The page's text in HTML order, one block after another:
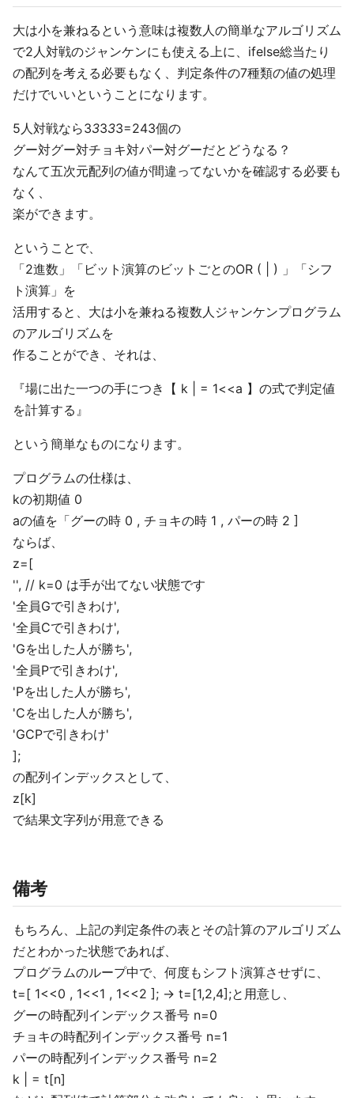
大は小を兼ねるという意味は複数人の簡単なアルゴリズム
で2人対戦のジャンケンにも使える上に、ifelse総当たり
の配列を考える必要もなく、判定条件の7種類の値の処理
だけでいいということになります。
5人対戦なら33333=243個の
グー対グー対チョキ対パー対グーだとどうなる？
なんて五次元配列の値が間違ってないかを確認する必要も
なく、
楽ができます。
ということで、
「2進数」「ビット演算のビットごとのOR ( | ) 」「シフ
ト演算」を
活用すると、大は小を兼ねる複数人ジャンケンプログラム
のアルゴリズムを
作ることができ、それは、
『場に出た一つの手につき【 k | = 1<<a 】の式で判定値
を計算する』
という簡単なものになります。
プログラムの仕様は、
kの初期値 0
aの値を「グーの時 0 , チョキの時 1 , パーの時 2 ]
ならば、
z=[
'', // k=0 は手が出てない状態です
'全員Gで引きわけ',
'全員Cで引きわけ',
'Gを出した人が勝ち',
'全員Pで引きわけ',
'Pを出した人が勝ち',
'Cを出した人が勝ち',
'GCPで引きわけ'
];
の配列インデックスとして、
z[k]
で結果文字列が用意できる
備考
もちろん、上記の判定条件の表とその計算のアルゴリズム
だとわかった状態であれば、
プログラムのループ中で、何度もシフト演算させずに、
t=[ 1<<0 , 1<<1 , 1<<2 ]; → t=[1,2,4];と用意し、
グーの時配列インデックス番号 n=0
チョキの時配列インデックス番号 n=1
パーの時配列インデックス番号 n=2
k | = t[n]